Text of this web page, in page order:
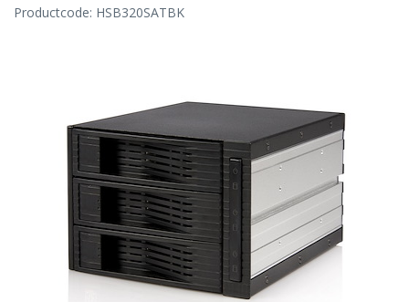
Productcode: HSB320SATBK